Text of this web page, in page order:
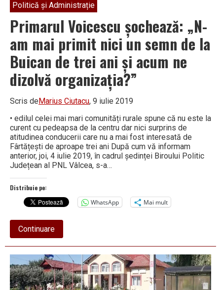
Politică și Administrație
Primarul Voicescu șochează: „N-
am mai primit nici un semn de la
Buican de trei ani și acum ne
dizolvă organizația?”
Scris deMarius Ciutacu, 9 iulie 2019
• edilul celei mai mari comunități rurale spune că nu este la
curent cu pedeapsa de la centru dar nici surprins de
atitudinea conducerii care nu a mai fost interesată de
Fârtățești de aproape trei ani După cum vă informam
anterior, joi, 4 iulie 2019, în cadrul ședinței Biroului Politic
Județean al PNL Vâlcea, s-a…
Distribuie pe:
WhatsApp
Mai mult
Continuareabout
Primarul
Voicescu
„N-
am
mai
primit